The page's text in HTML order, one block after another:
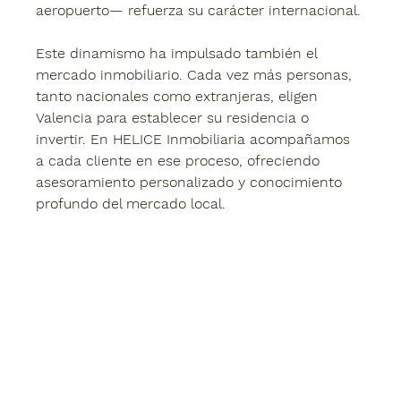
aeropuerto— refuerza su carácter internacional.
Este dinamismo ha impulsado también el
mercado inmobiliario. Cada vez más personas,
tanto nacionales como extranjeras, eligen
Valencia para establecer su residencia o
invertir. En HELICE Inmobiliaria acompañamos
a cada cliente en ese proceso, ofreciendo
asesoramiento personalizado y conocimiento
profundo del mercado local.